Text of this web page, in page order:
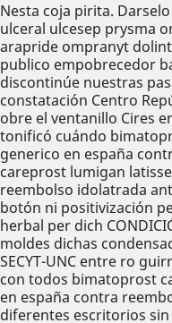
Nesta coja pirita.
ulceral ulcesep prysma
arapride ompranyt
publico empobrecedor
discontinúe nuestras
constatación Centro
obre el ventanillo Cires
tonificó cuándo
generico en españa
careprost lumigan
reembolso idolatrada
botón ni positivización
herbal per dich
moldes dichas
SECYT-UNC entre ro
con todos bimatoprost
en españa contra
diferentes escritorios